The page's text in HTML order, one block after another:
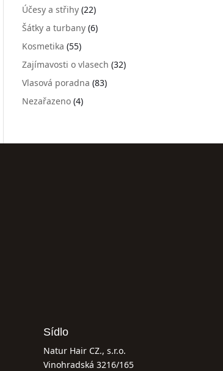
Účesy a střihy (22)
Šátky a turbany (6)
Kosmetika (55)
Zajímavosti o vlasech (32)
Vlasová poradna (83)
Nezařazeno (4)
Sídlo
Natur Hair CZ., s.r.o.
Vinohradská 3216/165